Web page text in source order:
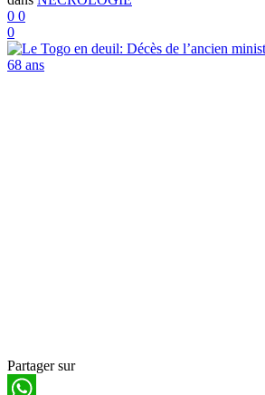
0 0
0
Partager sur